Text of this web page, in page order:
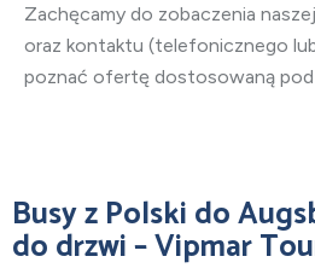
Zachęcamy do zobaczenia
oraz kontaktu (telefonicznego
poznać ofertę dostosowaną
Busyz Polski do
do drzwi – Vipmar